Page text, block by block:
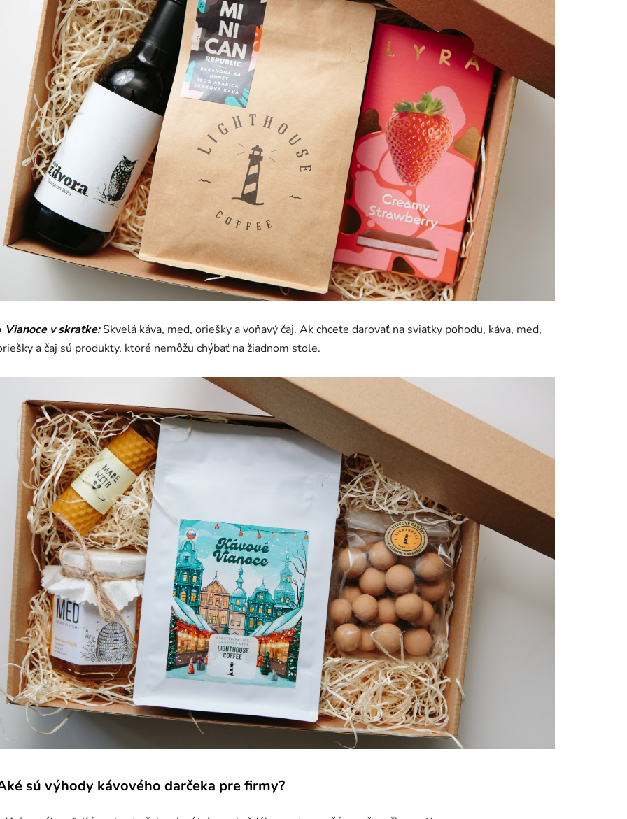
Vianoce v skratke:Skvelá káva, med, oriešky a voňavý čaj. Ak chcete darovať na sviatky pohodu, káva, med,
a čaj sú produkty, ktoré nemôžu chýbať na žiadnom stole.
sú výhody kávového darčeka pre firmy?